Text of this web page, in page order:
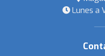
Lunes a